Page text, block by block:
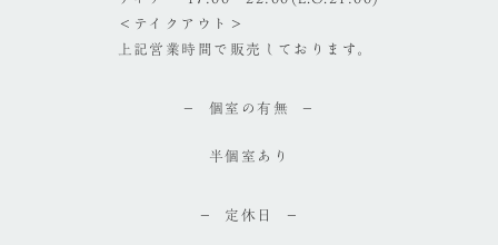
＜テイクアウト＞
上記営業時間で販売しております。
個室の有無
半個室あり
定休日